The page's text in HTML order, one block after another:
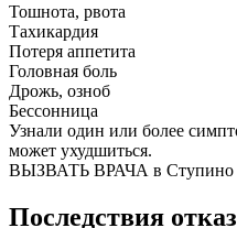
Тошнота, рвота
Тахикардия
Потеря аппетита
Головная боль
Дрожь, озноб
Бессонница
Узнали один или более
может ухудшиться.
ВЫЗВАТЬ ВРАЧА в Ступино
Последствия